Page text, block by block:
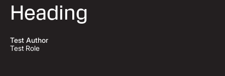
Heading
Test Author
Test Role